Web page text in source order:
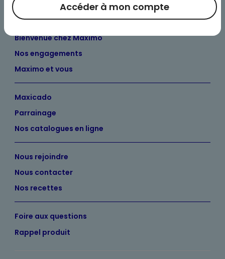
Bienvenue chez Maximo
Nos engagements
Maximo et vous
Maxicado
Parrainage
Nos catalogues en ligne
Nous rejoindre
Nous contacter
Nos recettes
Foire aux questions
Rappel produit
Accéder à mon compte